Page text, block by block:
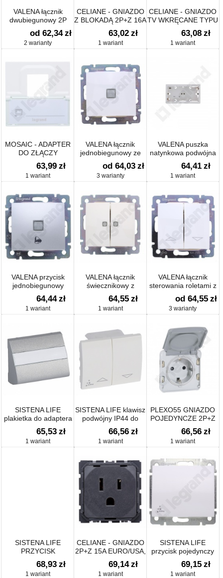
VALENA łącznik
dwubiegunowy 2P
10AX-250~
od 62,34 zł
2 warianty
CELIANE - GNIAZDO
Z BLOKADĄ 2P+Z 16A
ZACISKI ŚRUBOWE
63,02 zł
1 wariant
CELIANE - GNIAZDO
TV WKRĘCANE TYPU
"F" 0-2400 MHZ
63,08 zł
1 wariant
MOSAIC - ADAPTER
DO ZŁĄCZY
POJEDYNCZYCH
KEYSTONE BIAŁY
63,99 zł
1 wariant
VALENA łącznik
jednobiegunowy ze
wskaźnikiem
przepływu prądu
od 64,03 zł
3 warianty
VALENA puszka
natynkowa podwójna
64,41 zł
1 wariant
VALENA przycisk
jednobiegunowy
podświetlany
zsymbolem dzwonka
64,44 zł
1 wariant
VALENA łącznik
świecznikowy z
podwójnym
wskaźnikiem
64,55 zł
1 wariant
VALENA łącznik
sterowania roletami z
blokadą elektyczną
od 64,55 zł
3 warianty
SISTENA LIFE
plakietka do adaptera
AMP
65,53 zł
1 wariant
SISTENA LIFE klawisz
podwójny IP44 do
mechanizmów
sterowania roletami
66,56 zł
1 wariant
PLEXO55 GNIAZDO
POJEDYNCZE 2P+Z
SCHUKO
66,56 zł
1 wariant
SISTENA LIFE
PRZYCISK
PRZEŁĄCZNY 10A-
250V~
68,93 zł
1 wariant
CELIANE - GNIAZDO
2P+Z 15A EURO/USA,
ZACISKI SRUBOWE
69,14 zł
1 wariant
SISTENA LIFE
przycisk pojedynczy
IP44
69,15 zł
1 wariant